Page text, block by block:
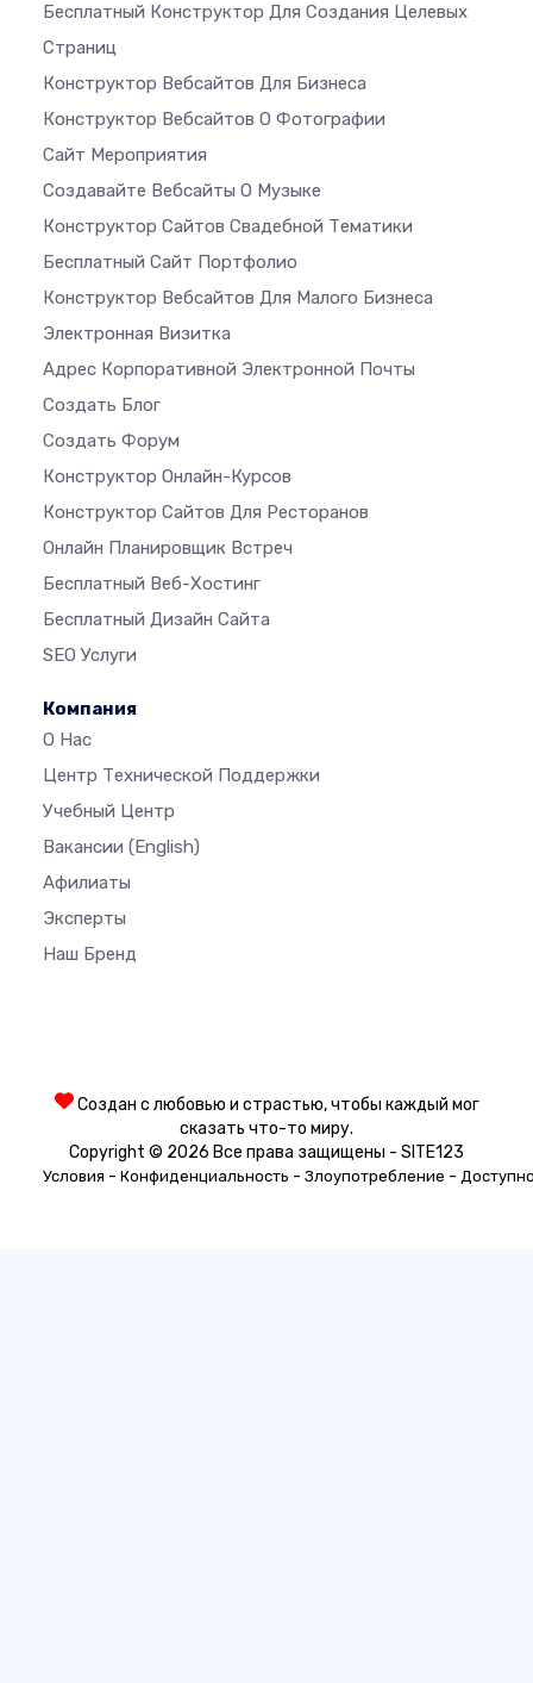
Бесплатный Конструктор Для Создания Целевых
Страниц
Конструктор Вебсайтов Для Бизнеса
Конструктор Вебсайтов О Фотографии
Сайт Мероприятия
Создавайте Вебсайты О Музыке
Конструктор Сайтов Свадебной Тематики
Бесплатный Сайт Портфолио
Конструктор Вебсайтов Для Малого Бизнеса
Электронная Визитка
Адрес Корпоративной Электронной Почты
Создать Блог
Создать Форум
Конструктор Онлайн-Курсов
Конструктор Сайтов Для Ресторанов
Онлайн Планировщик Встреч
Бесплатный Веб-Хостинг
Бесплатный Дизайн Сайта
SEO Услуги
Компания
О Нас
Центр Технической Поддержки
Учебный Центр
Вакансии (English)
Афилиаты
Эксперты
Наш Бренд
Создан с любовью и страстью, чтобы каждый мог
сказать что-то миру.
Copyright © 2026 Все права защищены - SITE123
Условия - Конфиденциальность - Злоупотребление -